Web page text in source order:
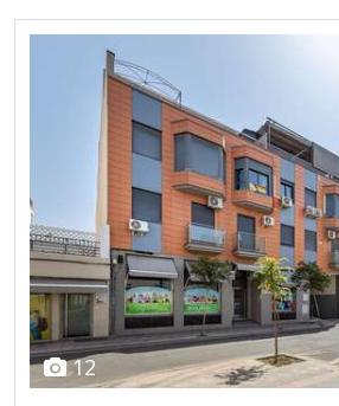
12